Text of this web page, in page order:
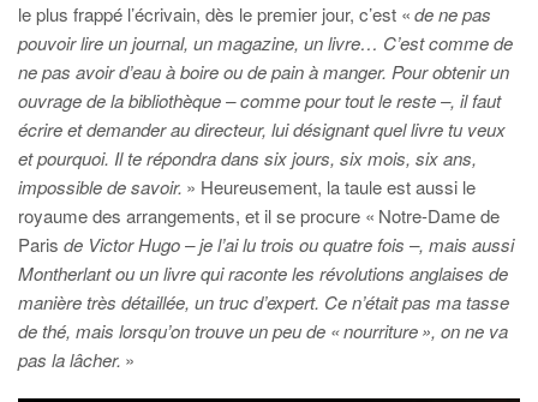
le plus frappé l’écrivain, dès le premier jour, c’est «de ne pas
pouvoir lire un journal, un magazine, un livre… C’est comme de
ne pas avoir d’eau à boire ou de pain à manger. Pour obtenir un
ouvrage de la bibliothèque – comme pour tout le reste –, il faut
écrire et demander au directeur, lui désignant quel livre tu veux
et pourquoi. Il te répondra dans six jours, six mois, six ans,
impossible de savoir. » Heureusement, la taule est aussi le
royaume des arrangements, et il se procure « Notre-Dame de
Paris de Victor Hugo – je l’ai lu trois ou quatre fois –, mais aussi
Montherlant ou un livre qui raconte les révolutions anglaises de
manière très détaillée, un truc d’expert. Ce n’était pas ma tasse
de thé, mais lorsqu’on trouve un peu de « nourriture », on ne va
pas la lâcher. »